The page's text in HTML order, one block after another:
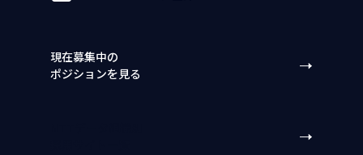
現在募集中の
ポジションを見る